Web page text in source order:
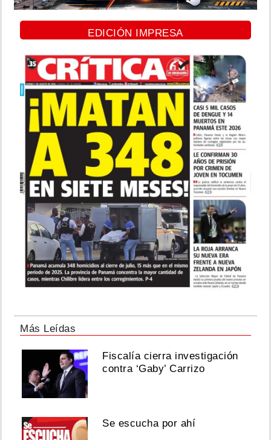
EDICIÓN IMPRESA
Más Leídas
Fiscalía cierra investigación
contra ‘Gaby’ Carrizo
Se escucha por ahí